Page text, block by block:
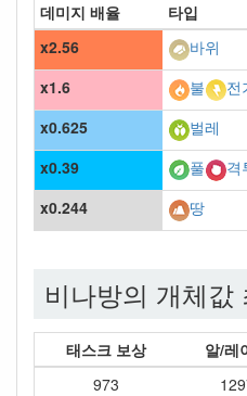
데미지 배율
타입
x2.56
바위
x1.6
불 전
x0.625
벌레
x0.39
풀
격
x0.244
땅
비나방의 개체값
태스크 보상 알/레
973